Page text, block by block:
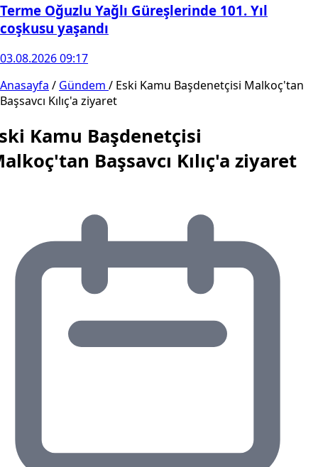
Terme Oğuzlu Yağlı Güreşlerinde 101. Yıl
coşkusu yaşandı
03.08.2026 09:17
Anasayfa / Gündem / Eski Kamu Başdenetçisi Malkoç'tan
Başsavcı Kılıç'a ziyaret
Kamu Başdenetçisi
Başsavcı Kılıç'a ziyaret